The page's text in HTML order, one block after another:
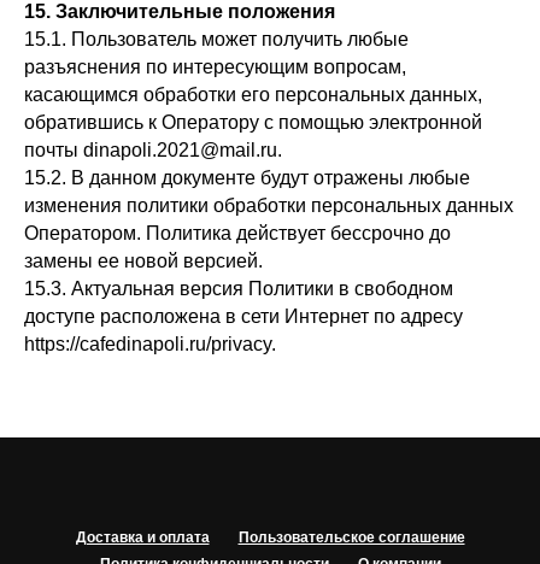
15. Заключительные положения
15.1. Пользователь может получить любые
разъяснения по интересующим вопросам,
касающимся обработки его персональных данных,
обратившись к Оператору с помощью электронной
почты dinapoli.2021@mail.ru.
15.2. В данном документе будут отражены любые
изменения политики обработки персональных данных
Оператором. Политика действует бессрочно до
замены ее новой версией.
15.3. Актуальная версия Политики в свободном
доступе расположена в сети Интернет по адресу
https://cafedinapoli.ru/privacy.
Доставка и оплата
Пользовательское соглашение